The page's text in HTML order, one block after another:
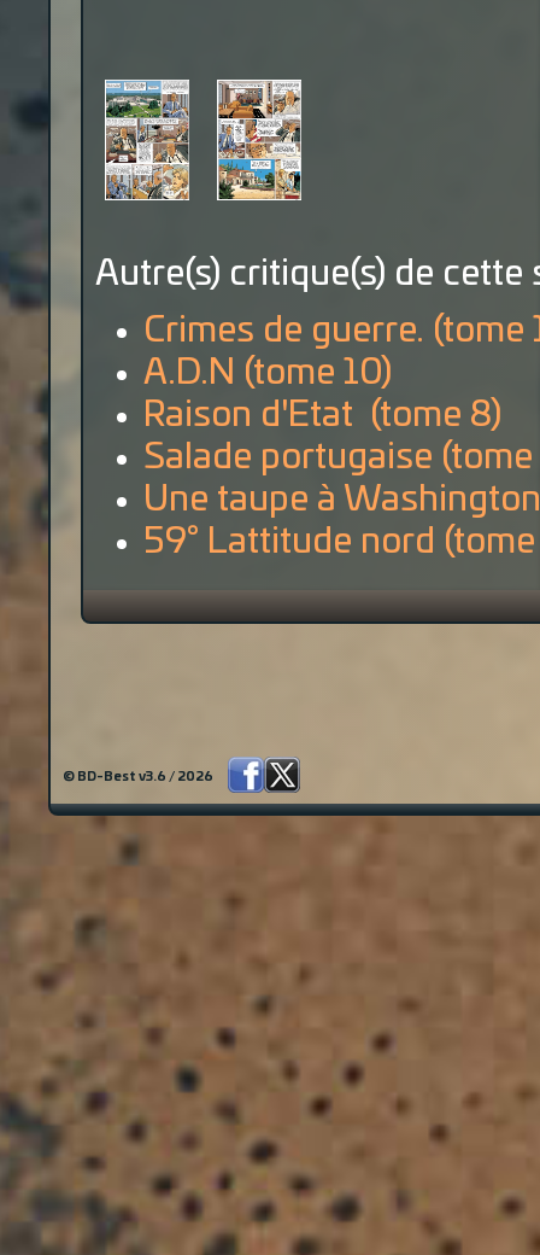
Autre(s) critique(s) de cette
Crimes de guerre. (tome
A.D.N (tome 10)
Raison d'Etat (tome 8)
Salade portugaise (tome
Une taupe à
59° Lattitude nord (tome
© BD-Best v3.6 / 2026